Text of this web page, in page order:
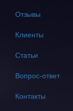
О нас
Отзывы
Клиенты
Статьи
Вопрос-ответ